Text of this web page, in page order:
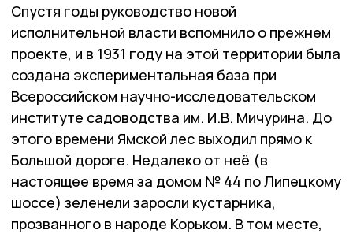
Спустя годы руководство новой
исполнительной власти вспомнило о прежнем
проекте, и в 1931 году на этой территории была
создана экспериментальная база при
Всероссийском научно-исследовательском
институте садоводства им. И.В. Мичурина. До
этого времени Ямской лес выходил прямо к
Большой дороге. Недалеко от неё (в
настоящее время за домом № 44 по Липецкому
шоссе) зеленели заросли кустарника,
прозванного в народе Корьком. В том месте,